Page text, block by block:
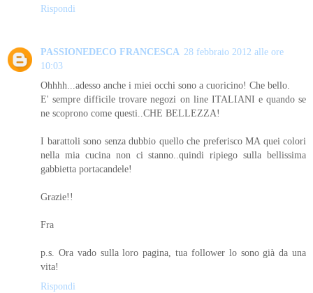
Rispondi
PASSIONEDECO FRANCESCA 28 febbraio 2012 alle ore
10:03
Ohhhh...adesso anche i miei occhi sono a cuoricino! Che bello.
E' sempre difficile trovare negozi on line ITALIANI e quando se
ne scoprono come questi..CHE BELLEZZA!
I barattoli sono senza dubbio quello che preferisco MA quei colori
nella mia cucina non ci stanno..quindi ripiego sulla bellissima
gabbietta portacandele!
Grazie!!
Fra
p.s. Ora vado sulla loro pagina, tua follower lo sono già da una
vita!
Rispondi